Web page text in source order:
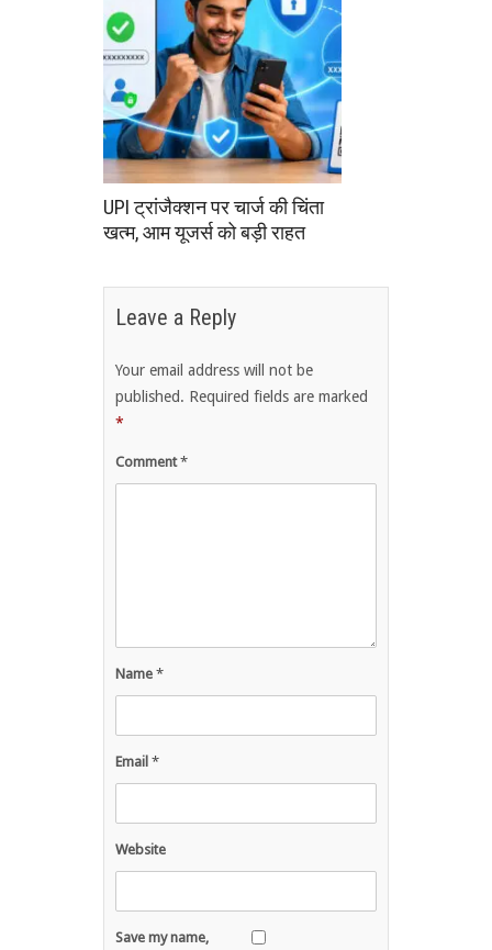
UPI ट्रांजैक्शन पर चार्ज की चिंता
खत्म, आम यूजर्स को बड़ी राहत
Leave a Reply
Your email address will not be
published. Required fields are marked
*
Comment*
Name *
Email *
Website
Save my name,